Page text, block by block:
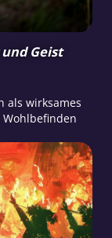
Geist
als wirksames